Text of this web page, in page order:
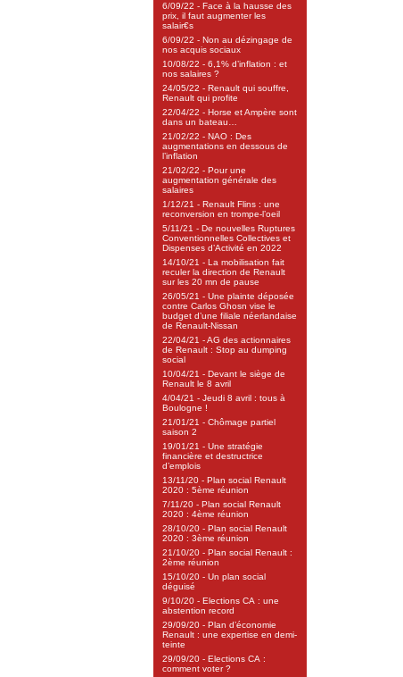
6/09/22 - Face à la hausse des
prix, il faut augmenter les
salair€s
6/09/22 - Non au dézingage de
nos acquis sociaux
10/08/22 - 6,1% d’inflation : et
nos salaires ?
24/05/22 - Renault qui souffre,
Renault qui profite
22/04/22 - Horse et Ampère sont
dans un bateau…
21/02/22 - NAO : Des
augmentations en dessous de
l’inflation
21/02/22 - Pour une
augmentation générale des
salaires
1/12/21 - Renault Flins : une
reconversion en trompe-l’oeil
5/11/21 - De nouvelles Ruptures
Conventionnelles Collectives et
Dispenses d’Activité en 2022
14/10/21 - La mobilisation fait
reculer la direction de Renault
sur les 20 mn de pause
26/05/21 - Une plainte déposée
contre Carlos Ghosn vise le
budget d’une filiale néerlandaise
de Renault-Nissan
22/04/21 - AG des actionnaires
de Renault : Stop au dumping
social
10/04/21 - Devant le siège de
Renault le 8 avril
4/04/21 - Jeudi 8 avril : tous à
Boulogne !
21/01/21 - Chômage partiel
saison 2
19/01/21 - Une stratégie
financière et destructrice
d’emplois
13/11/20 - Plan social Renault
2020 : 5ème réunion
7/11/20 - Plan social Renault
2020 : 4ème réunion
28/10/20 - Plan social Renault
2020 : 3ème réunion
21/10/20 - Plan social Renault :
2ème réunion
15/10/20 - Un plan social
déguisé
9/10/20 - Elections CA : une
abstention record
29/09/20 - Plan d’économie
Renault : une expertise en demi-
teinte
29/09/20 - Elections CA :
comment voter ?